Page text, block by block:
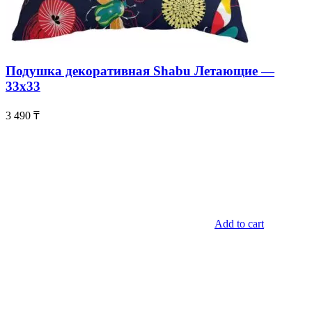
Подушка декоративная Shabu Летающие —
33х33
3 490 ₸
Add to cart